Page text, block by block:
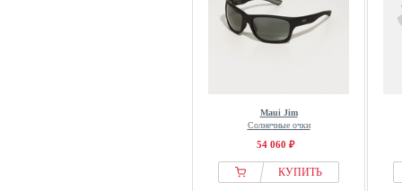
Maui Jim
Солнечные очки
54 060 ₽
КУПИТЬ